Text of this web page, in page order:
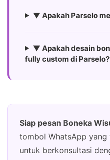
▼ Apakah Parselo
▼ Apakah desain
fully custom di Parselo?
Siap pesan Boneka
tombol WhatsApp yang
untuk berkonsultasi